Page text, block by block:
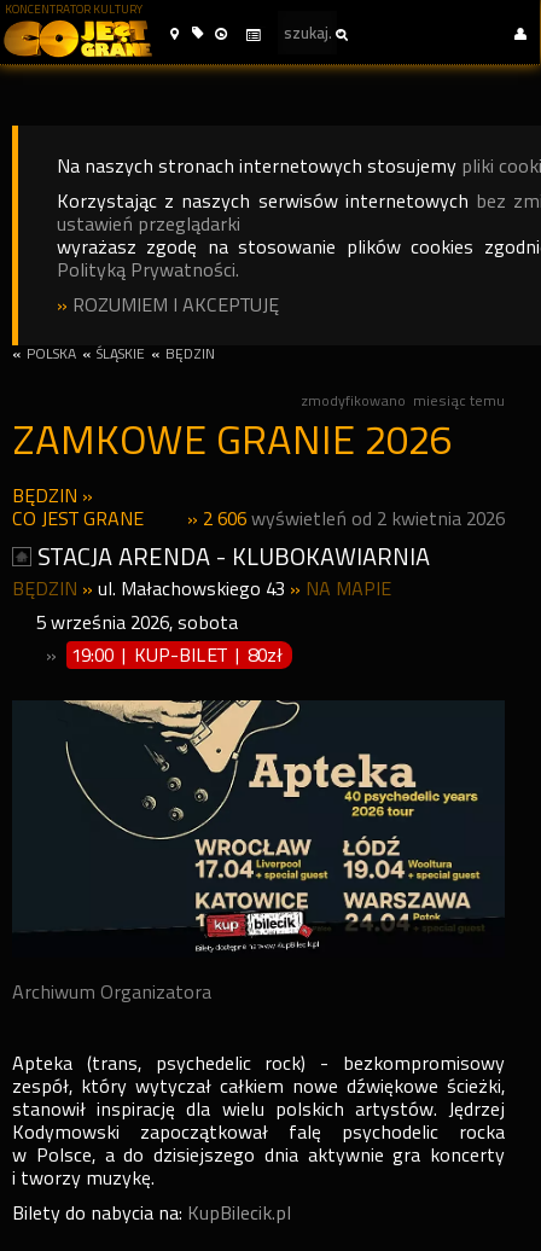
KONCENTRATOR KULTURY
Na naszych stronach internetowych stosujemy pliki
Korzystając z naszych serwisów internetowych bez
ustawień przeglądarki
wyrażasz zgodę na stosowanie plików cookies
Polityką Prywatności.
» ROZUMIEM I AKCEPTUJĘ
« POLSKA « ŚLĄSKIE « BĘDZIN
zmodyfikowano miesiąc temu
ZAMKOWE GRANIE 2026
BĘDZIN »
CO JEST GRANE
» 2 606 wyświetleń od 2 kwietnia 2026
STACJA ARENDA - KLUBOKAWIARNIA
BĘDZIN » ul. Małachowskiego 43 » NA MAPIE
5 września 2026, sobota
»
19:00 | KUP-BILET | 80zł
Archiwum Organizatora
Apteka (trans, psychedelic rock) - bezkompromisowy
zespół, który wytyczał całkiem nowe dźwiękowe ścieżki,
stanowił inspirację dla wielu polskich artystów. Jędrzej
Kodymowski zapoczątkował falę psychodelic rocka
w Polsce, a do dzisiejszego dnia aktywnie gra koncerty
i tworzy muzykę.
Bilety do nabycia na: KupBilecik.pl